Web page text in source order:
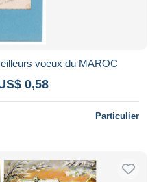
voeux du MAROC
0,58
Particulier